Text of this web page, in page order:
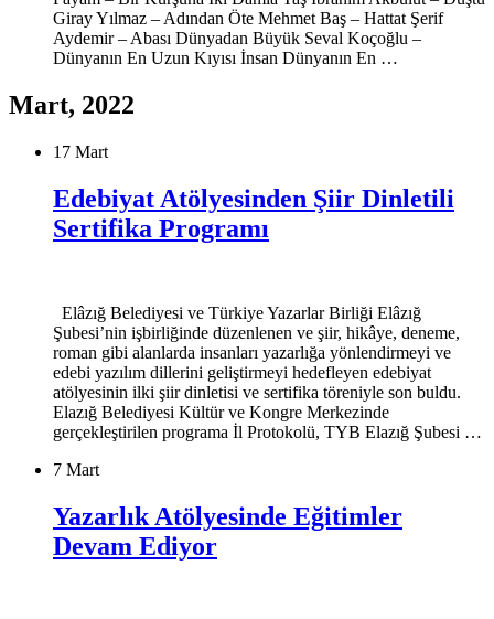
Giray Yılmaz – Adından Öte Mehmet Baş – Hattat Şerif
Aydemir – Abası Dünyadan Büyük Seval Koçoğlu –
Dünyanın En Uzun Kıyısı İnsan Dünyanın En …
Mart, 2022
17 Mart
Edebiyat Atölyesinden Şiir Dinletili
Sertifika Programı
Elâzığ Belediyesi ve Türkiye Yazarlar Birliği Elâzığ
Şubesi’nin işbirliğinde düzenlenen ve şiir, hikâye, deneme,
roman gibi alanlarda insanları yazarlığa yönlendirmeyi ve
edebi yazılım dillerini geliştirmeyi hedefleyen edebiyat
atölyesinin ilki şiir dinletisi ve sertifika töreniyle son buldu.
Elazığ Belediyesi Kültür ve Kongre Merkezinde
gerçekleştirilen programa İl Protokolü, TYB Elazığ Şubesi …
7 Mart
Yazarlık Atölyesinde Eğitimler
Devam Ediyor